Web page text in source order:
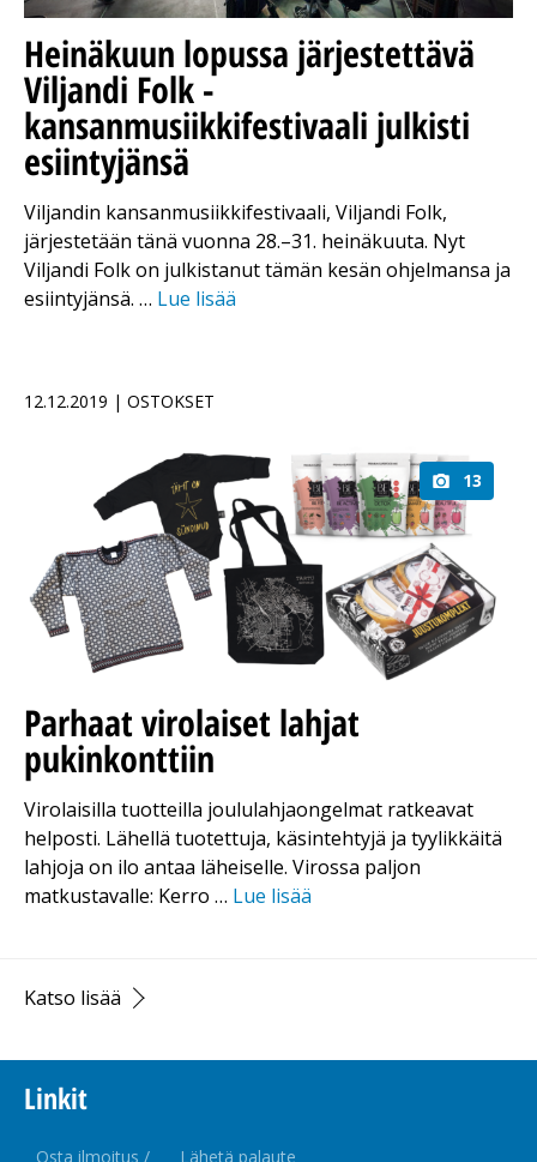
Heinäkuun lopussa järjestettävä
Viljandi Folk -
kansanmusiikkifestivaali julkisti
esiintyjänsä
Viljandin kansanmusiikkifestivaali, Viljandi Folk,
järjestetään tänä vuonna 28.–31. heinäkuuta. Nyt
Viljandi Folk on julkistanut tämän kesän ohjelmansa ja
esiintyjänsä. … Lue lisää
12.12.2019 | OSTOKSET
13
Parhaat virolaiset lahjat
pukinkonttiin
Virolaisilla tuotteilla joululahjaongelmat ratkeavat
helposti. Lähellä tuotettuja, käsintehtyjä ja tyylikkäitä
lahjoja on ilo antaa läheiselle. Virossa paljon
matkustavalle: Kerro … Lue lisää
Katso lisää
Linkit
Osta ilmoitus / Lähetä palaute